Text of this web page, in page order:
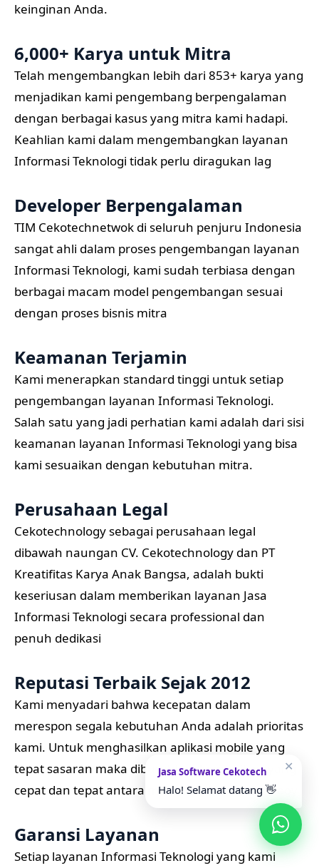
keinginan Anda.
6,000+ Karya untuk Mitra
Telah mengembangkan lebih dari 853+ karya yang
menjadikan kami pengembang berpengalaman
dengan berbagai kasus yang mitra kami hadapi.
Keahlian kami dalam mengembangkan layanan
Informasi Teknologi tidak perlu diragukan lag
Developer Berpengalaman
TIM Cekotechnetwok di seluruh penjuru Indonesia
sangat ahli dalam proses pengembangan layanan
Informasi Teknologi, kami sudah terbiasa dengan
berbagai macam model pengembangan sesuai
dengan proses bisnis mitra
Keamanan Terjamin
Kami menerapkan standard tinggi untuk setiap
pengembangan layanan Informasi Teknologi.
Salah satu yang jadi perhatian kami adalah dari sisi
keamanan layanan Informasi Teknologi yang bisa
kami sesuaikan dengan kebutuhan mitra.
Perusahaan Legal
Cekotechnology sebagai perusahaan legal
dibawah naungan CV. Cekotechnology dan PT
Kreatifitas Karya Anak Bangsa, adalah bukti
keseriusan dalam memberikan layanan Jasa
Informasi Teknologi secara professional dan
penuh dedikasi
Reputasi Terbaik Sejak 2012
Kami menyadari bahwa kecepatan dalam
merespon segala kebutuhan Anda adalah prioritas
kami. Untuk menghasilkan aplikasi mobile yang
tepat sasaran maka dibutuhkan komunikasi yang
cepat dan tepat antara mitra dan Cekotechnology
Garansi Layanan
Setiap layanan Informasi Teknologi yang kami
✕
Jasa Software Cekotech
Halo! Selamat datang 👋